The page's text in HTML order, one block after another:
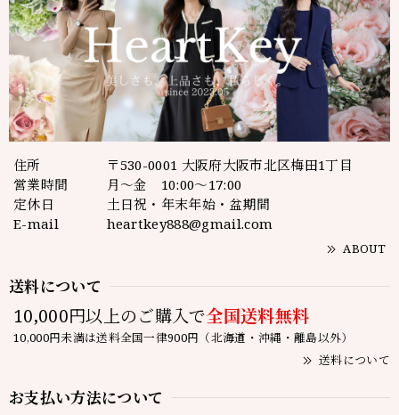
住所
〒530-0001 大阪府大阪市北区梅田1丁目
営業時間
月～金 10:00～17:00
定休日
土日祝・年末年始・盆期間
E-mail
heartkey888@gmail.com
ABOUT
送料について
10,000円以上のご購入で全国送料無料
10,000円未満は送料全国一律900円（北海道・沖縄・離島以外）
送料について
お支払い方法について